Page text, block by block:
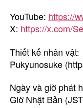
YouTube: https://
X: https://x.com/
Thiết kế nhân vật:
Pukyunosuke
Ngày và giờ phát
Giờ Nhật Bản